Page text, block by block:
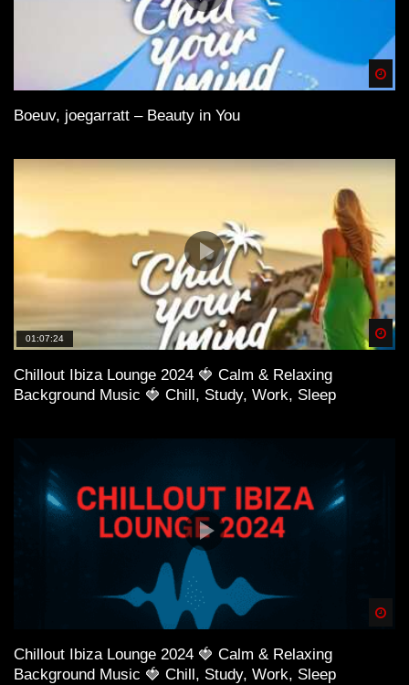
Boeuv, joegarratt – Beauty in You
01:07:24
Chillout Ibiza Lounge 2024 🍓 Calm & Relaxing
Background Music 🍓 Chill, Study, Work, Sleep
Chillout Ibiza Lounge 2024 🍓 Calm & Relaxing
Background Music 🍓 Chill, Study, Work, Sleep